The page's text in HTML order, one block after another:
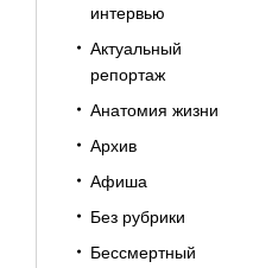
интервью
Актуальный
репортаж
Анатомия жизни
Архив
Афиша
Без рубрики
Бессмертный